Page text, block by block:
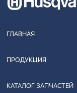
ГЛАВНАЯ
ПРОДУКЦИЯ
КАТАЛОГ ЗАПЧАСТЕЙ